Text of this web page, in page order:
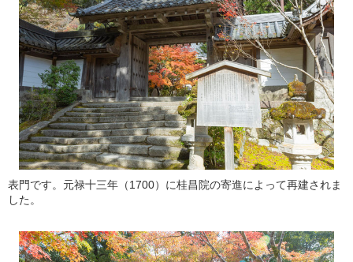
表門です。元禄十三年（1700）に桂昌院の寄進によって再建されま
した。